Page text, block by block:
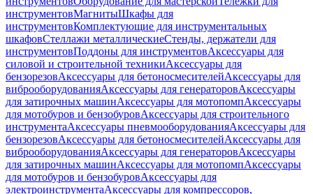
инструментовМагнитыШкафы для
инструментовКомплектующие для инструментальных
шкафовСтеллажи металлическиеСтенды, держатели для
инструментовПоддоны для инструментовАксессуары для
силовой и строительной техникиАксессуары для
бензорезовАксессуары для бетоносмесителейАксессуары для
виброоборудованияАксессуары для генераторовАксессуары
для затирочных машинАксессуары для мотопомпАксессуары
для мотобуров и бензобуровАксессуары для строительного
инструментаАксессуары пневмооборудованияАксессуары для
бензорезовАксессуары для бетоносмесителейАксессуары для
виброоборудованияАксессуары для генераторовАксессуары
для затирочных машинАксессуары для мотопомпАксессуары
для мотобуров и бензобуровАксессуары для
электроинструментаАксессуары для компрессоров,